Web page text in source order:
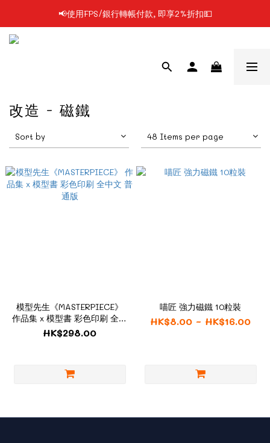
📢凡購物滿$199 順豐自提點免運費📦📦
📢使用FPS/銀行轉帳付款, 即享2%折扣💵
改造 - 磁鐵
Sort by 48 Items per page
模型先生《MASTERPIECE》
作品集 x 模型書 彩色印刷 全中
文 普通版
HK$298.00
喵匠 強力磁鐵 10粒裝
HK$8.00 ~ HK$16.00